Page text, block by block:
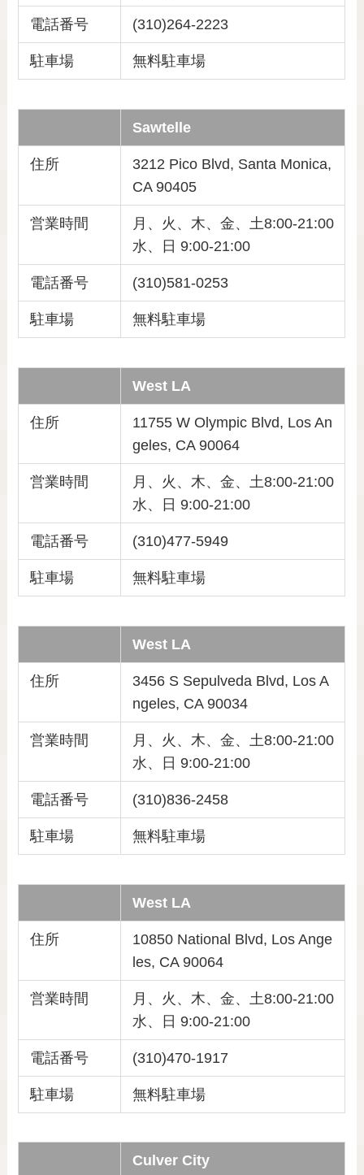
電話番号 (310)264-2223
駐車場 無料駐車場
Sawtelle
住所
3212 Pico Blvd, Santa Monica,
CA 90405
営業時間
月、火、木、金、土8:00-21:00
水、日 9:00-21:00
電話番号 (310)581-0253
駐車場 無料駐車場
West LA
住所
11755 W Olympic Blvd, Los An
geles, CA 90064
営業時間
月、火、木、金、土8:00-21:00
水、日 9:00-21:00
電話番号 (310)477-5949
駐車場 無料駐車場
West LA
住所
3456 S Sepulveda Blvd, Los A
ngeles, CA 90034
営業時間
月、火、木、金、土8:00-21:00
水、日 9:00-21:00
電話番号 (310)836-2458
駐車場 無料駐車場
West LA
住所
10850 National Blvd, Los Ange
les, CA 90064
営業時間
月、火、木、金、土8:00-21:00
水、日 9:00-21:00
電話番号 (310)470-1917
駐車場 無料駐車場
Culver City